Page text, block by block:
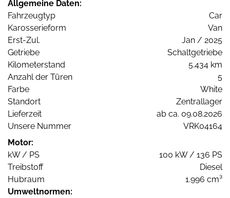
Allgemeine Daten:
Fahrzeugtyp
Car
Karosserieform
Van
Erst-Zul.
Jan / 2025
Getriebe
Schaltgetriebe
Kilometerstand
5.434 km
Anzahl der Türen
5
Farbe
White
Standort
Zentrallager
Lieferzeit
ab ca. 09.08.2026
Unsere Nummer
VRK04164
Motor:
kW / PS
100 kW / 136 PS
Treibstoff
Diesel
Hubraum
1.996 cm³
Umweltnormen: